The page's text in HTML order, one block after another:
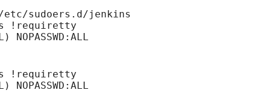
!requiretty
!requiretty